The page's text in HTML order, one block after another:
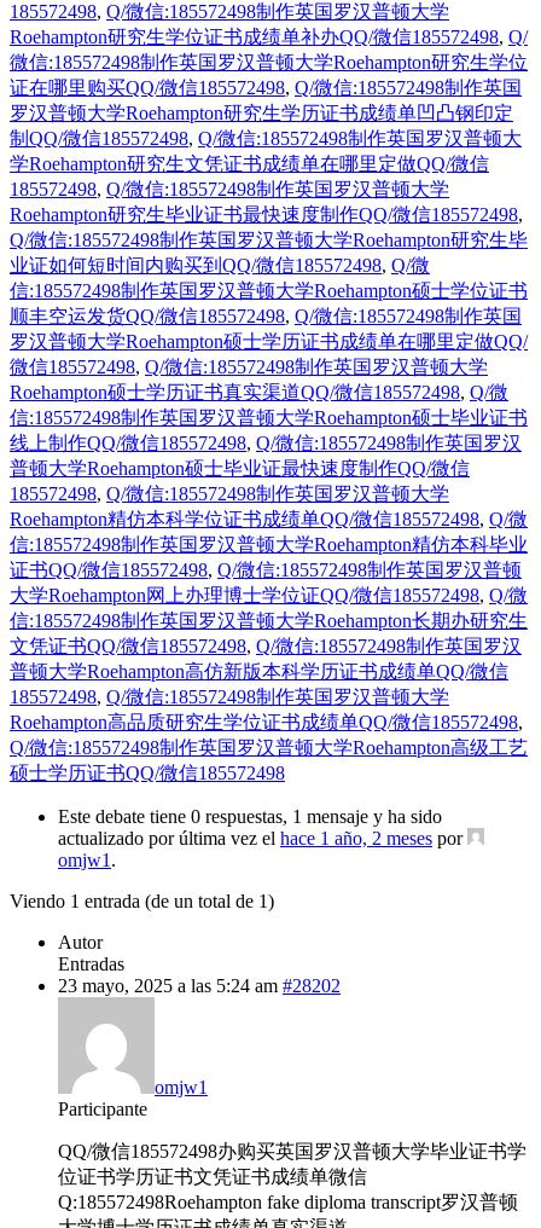
185572498, Q/微信:185572498制作英国罗汉普顿大学
Roehampton研究生学位证书成绩单补办QQ/微信185572498, Q/
微信:185572498制作英国罗汉普顿大学Roehampton研究生学位
证在哪里购买QQ/微信185572498, Q/微信:185572498制作英国
罗汉普顿大学Roehampton研究生学历证书成绩单凹凸钢印定
制QQ/微信185572498, Q/微信:185572498制作英国罗汉普顿大
学Roehampton研究生文凭证书成绩单在哪里定做QQ/微信
185572498, Q/微信:185572498制作英国罗汉普顿大学
Roehampton研究生毕业证书最快速度制作QQ/微信185572498,
Q/微信:185572498制作英国罗汉普顿大学Roehampton研究生毕
业证如何短时间内购买到QQ/微信185572498, Q/微
信:185572498制作英国罗汉普顿大学Roehampton硕士学位证书
顺丰空运发货QQ/微信185572498, Q/微信:185572498制作英国
罗汉普顿大学Roehampton硕士学历证书成绩单在哪里定做QQ/
微信185572498, Q/微信:185572498制作英国罗汉普顿大学
Roehampton硕士学历证书真实渠道QQ/微信185572498, Q/微
信:185572498制作英国罗汉普顿大学Roehampton硕士毕业证书
线上制作QQ/微信185572498, Q/微信:185572498制作英国罗汉
普顿大学Roehampton硕士毕业证最快速度制作QQ/微信
185572498, Q/微信:185572498制作英国罗汉普顿大学
Roehampton精仿本科学位证书成绩单QQ/微信185572498, Q/微
信:185572498制作英国罗汉普顿大学Roehampton精仿本科毕业
证书QQ/微信185572498, Q/微信:185572498制作英国罗汉普顿
大学Roehampton网上办理博士学位证QQ/微信185572498, Q/微
信:185572498制作英国罗汉普顿大学Roehampton长期办研究生
文凭证书QQ/微信185572498, Q/微信:185572498制作英国罗汉
普顿大学Roehampton高仿新版本科学历证书成绩单QQ/微信
185572498, Q/微信:185572498制作英国罗汉普顿大学
Roehampton高品质研究生学位证书成绩单QQ/微信185572498,
Q/微信:185572498制作英国罗汉普顿大学Roehampton高级工艺
硕士学历证书QQ/微信185572498
Este debate tiene 0 respuestas, 1 mensaje y ha sido
actualizado por última vez el hace 1 año, 2 meses por
omjw1 .
Viendo 1 entrada (de un total de 1)
Autor
Entradas
23 mayo, 2025 a las 5:24 am #28202
omjw1
Participante
QQ/微信185572498办购买英国罗汉普顿大学毕业证书学
位证书学历证书文凭证书成绩单微信
Q:185572498Roehampton fake diploma transcript罗汉普顿